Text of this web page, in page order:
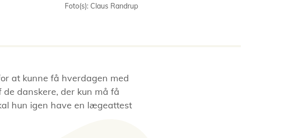
Foto(s): Claus Randrup
at kunne få hverdagen med
danskere, der kun må få
hun igen have en lægeattest